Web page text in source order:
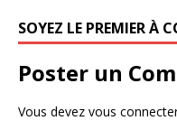
SOYEZ LE PREMIER À
Poster un
Vous devez vous